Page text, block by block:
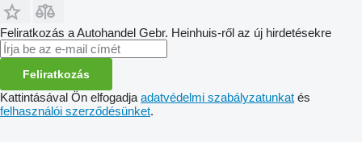
Feliratkozás a Autohandel Gebr. Heinhuis-ről az új hirdetésekre
Feliratkozás
Kattintásával Ön elfogadja adatvédelmi szabályzatunkat és
felhasználói szerződésünket.